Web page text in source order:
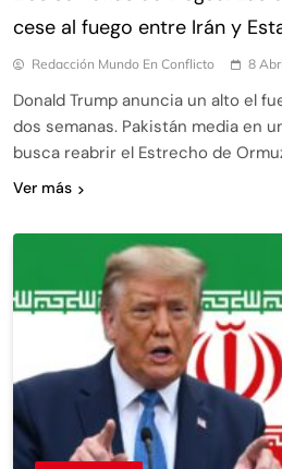
cese al fuego entre Irán y
Redacción Mundo En Conflicto 8
Donald Trump anuncia un alto el
dos semanas. Pakistán media en
busca reabrir el Estrecho de
Ver más